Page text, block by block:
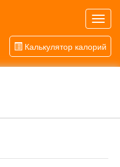
Калькулятор калорий